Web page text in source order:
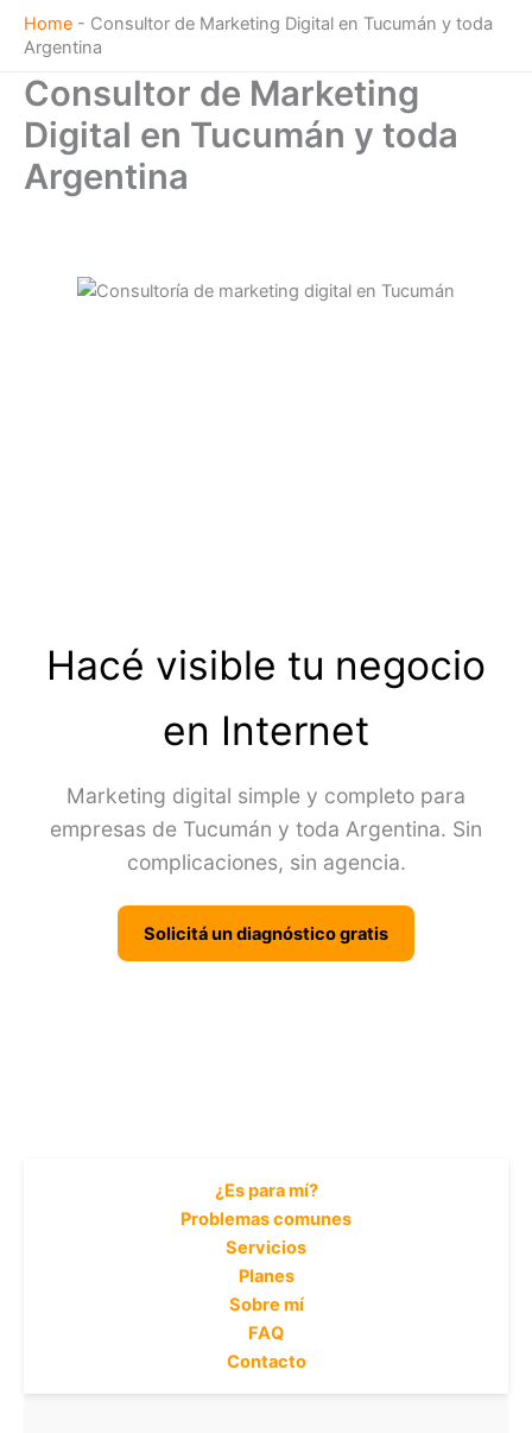
Zum
Inhalt
Home - Consultor de Marketing Digital en Tucumán y toda
Argentina
Consultor de Marketing
Digital en Tucumán y toda
Argentina
Hacé visible tu negocio
en Internet
Marketing digital simple y completo para
empresas de Tucumán y toda Argentina. Sin
complicaciones, sin agencia.
Solicitá un diagnóstico gratis
¿Es para mí?
Problemas comunes
Servicios
Planes
Sobre mí
FAQ
Contacto